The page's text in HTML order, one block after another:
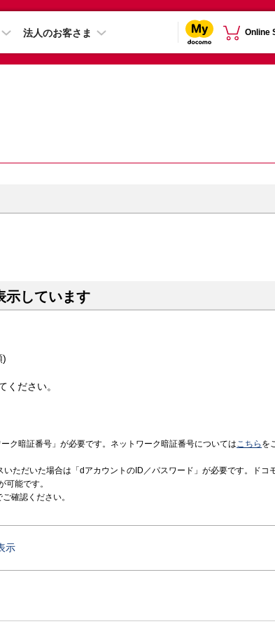
法人のお客さま Online
示しています
)
ください。
ク暗証番号」が必要です。ネットワーク暗証番号についてはこちら を
ただいた場合は「dアカウントのID／パスワード」が必要です。ドコ
能です。
ご確認ください。
示